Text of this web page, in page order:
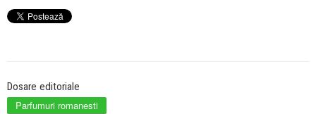
Dosare editoriale
Parfumuri romanesti